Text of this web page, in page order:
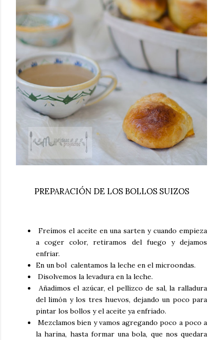
PREPARACIÓN DE LOS BOLLOS SUIZOS
Freímos el aceite en una sarten y cuando empieza
a coger color, retiramos del fuego y dejamos
enfriar.
En un bol calentamos la leche en el microondas.
Disolvemos la levadura en la leche.
Añadimos el azúcar, el pellizco de sal, la ralladura
del limón y los tres huevos, dejando un poco para
pintar los bollos y el aceite ya enfriado.
Mezclamos bien y vamos agregando poco a poco a
la harina, hasta formar una bola, que nos quedara